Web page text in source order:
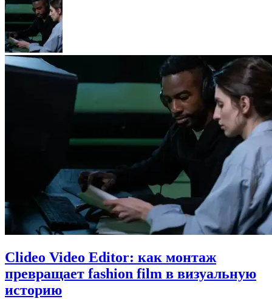
Clideo Video Editor: как монтаж
превращает fashion film в визуальную
историю